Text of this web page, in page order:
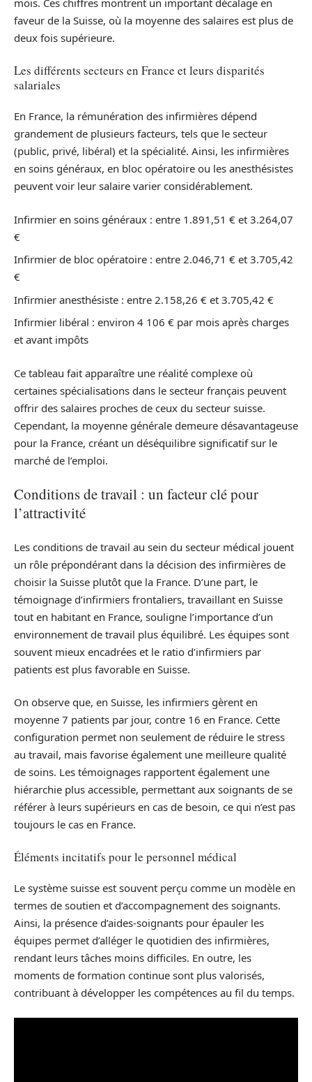
mois. Ces chiffres montrent un important décalage en
faveur de la Suisse, où la moyenne des salaires est plus de
deux fois supérieure.
Les différents secteurs en France et leurs disparités
salariales
En France, la rémunération des infirmières dépend
grandement de plusieurs facteurs, tels que le secteur
(public, privé, libéral) et la spécialité. Ainsi, les infirmières
en soins généraux, en bloc opératoire ou les anesthésistes
peuvent voir leur salaire varier considérablement.
Infirmier en soins généraux : entre 1.891,51 € et 3.264,07
€
Infirmier de bloc opératoire : entre 2.046,71 € et 3.705,42
€
Infirmier anesthésiste : entre 2.158,26 € et 3.705,42 €
Infirmier libéral : environ 4 106 € par mois après charges
et avant impôts
Ce tableau fait apparaître une réalité complexe où
certaines spécialisations dans le secteur français peuvent
offrir des salaires proches de ceux du secteur suisse.
Cependant, la moyenne générale demeure désavantageuse
pour la France, créant un déséquilibre significatif sur le
marché de l’emploi.
Conditions de travail : un facteur clé pour
l’attractivité
Les conditions de travail au sein du secteur médical jouent
un rôle prépondérant dans la décision des infirmières de
choisir la Suisse plutôt que la France. D’une part, le
témoignage d’infirmiers frontaliers, travaillant en Suisse
tout en habitant en France, souligne l’importance d’un
environnement de travail plus équilibré. Les équipes sont
souvent mieux encadrées et le ratio d’infirmiers par
patients est plus favorable en Suisse.
On observe que, en Suisse, les infirmiers gèrent en
moyenne 7 patients par jour, contre 16 en France. Cette
configuration permet non seulement de réduire le stress
au travail, mais favorise également une meilleure qualité
de soins. Les témoignages rapportent également une
hiérarchie plus accessible, permettant aux soignants de se
référer à leurs supérieurs en cas de besoin, ce qui n’est pas
toujours le cas en France.
Éléments incitatifs pour le personnel médical
Le système suisse est souvent perçu comme un modèle en
termes de soutien et d’accompagnement des soignants.
Ainsi, la présence d’aides-soignants pour épauler les
équipes permet d’alléger le quotidien des infirmières,
rendant leurs tâches moins difficiles. En outre, les
moments de formation continue sont plus valorisés,
contribuant à développer les compétences au fil du temps.